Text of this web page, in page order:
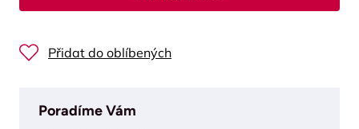
Přidat do oblíbených
Poradíme Vám